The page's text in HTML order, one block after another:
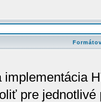
implementácia
pre